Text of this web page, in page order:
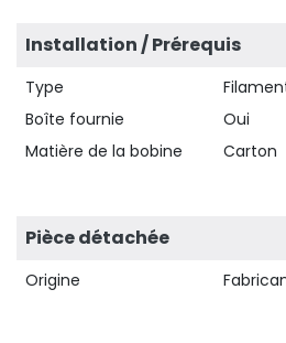
Installation / Prérequis
Type
Boîte fournie
Oui
Matière de la bobine
Carton
Pièce détachée
Origine